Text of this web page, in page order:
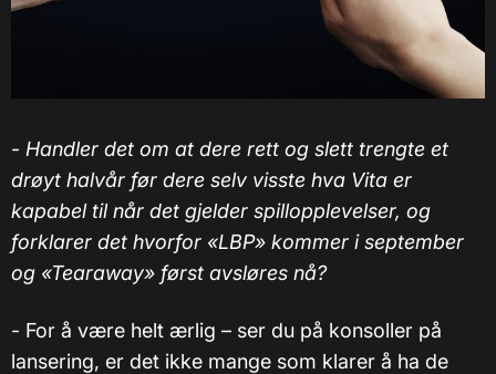
- Handler det om at dere rett og slett trengte et
drøyt halvår før dere selv visste hva Vita er
kapabel til når det gjelder spillopplevelser, og
forklarer det hvorfor «LBP» kommer i september
og «Tearaway» først avsløres nå?
- For å være helt ærlig – ser du på konsoller på
lansering, er det ikke mange som klarer å ha de